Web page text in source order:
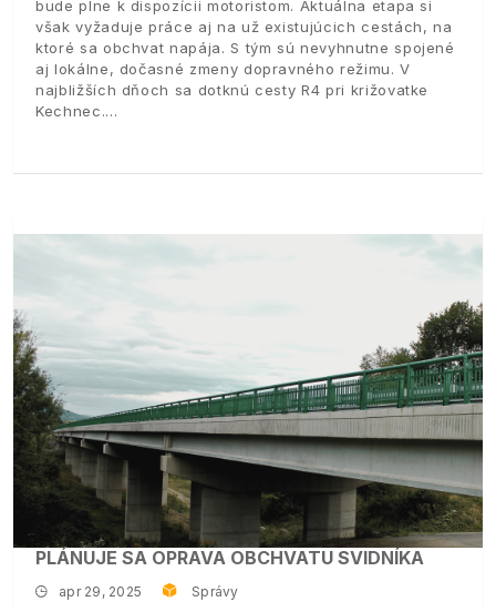
bude plne k dispozícii motoristom. Aktuálna etapa si
však vyžaduje práce aj na už existujúcich cestách, na
ktoré sa obchvat napája. S tým sú nevyhnutne spojené
aj lokálne, dočasné zmeny dopravného režimu. V
najbližších dňoch sa dotknú cesty R4 pri križovatke
Kechnec.
PLÁNUJE SA OPRAVA OBCHVATU SVIDNÍKA
apr 29, 2025 Správy